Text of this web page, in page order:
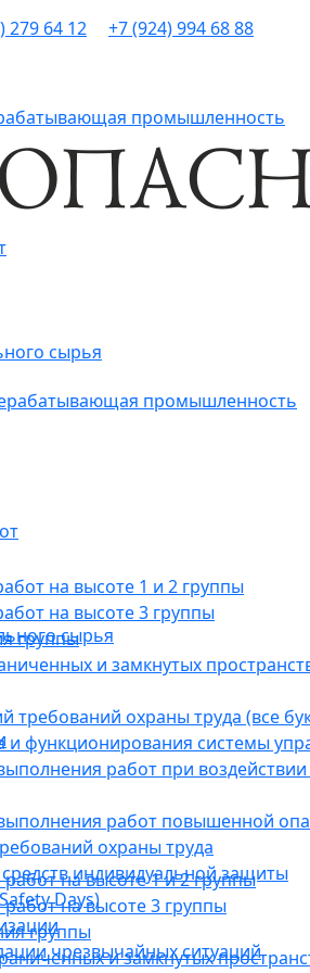
промышленность
сырья
на высоте 1 и 2 группы
на высоте 3 группы
группы
и замкнутых
требований охраны труда (все
функционирования системы
работ при
работ повышенной
охраны труда
индивидуальной защиты
Days)
чрезвычайных ситуаций
279 64 12 +7 (924) 994 68 88
промышленность
сырья
на высоте 1 и 2 группы
на высоте 3 группы
группы
и замкнутых